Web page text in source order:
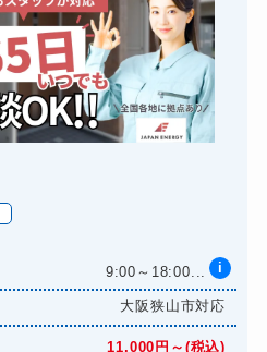
10,780円～(税込)
11,000円～(税込)
9:00～18:00... i
大阪狭山市対応
11,000円～(税込)